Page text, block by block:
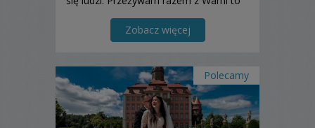
Zobacz więcej
Polecamy